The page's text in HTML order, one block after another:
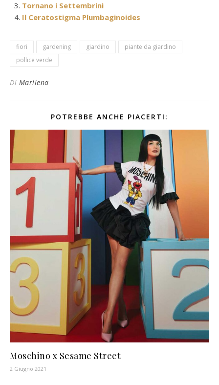
Tornano i Settembrini
Il Ceratostigma Plumbaginoides
fiori gardening giardino
piante da giardino
pollice verde
Di Marilena
POTREBBE ANCHE PIACERTI:
Moschino x Sesame Street
2 Giugno 2021